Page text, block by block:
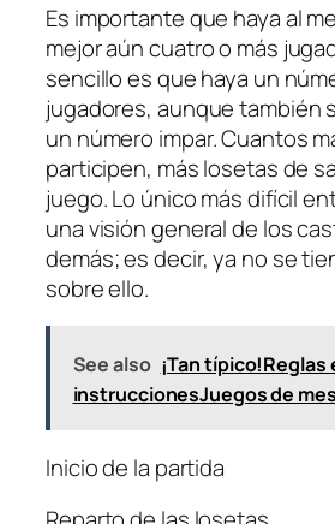
Es importante que haya al
mejor aún cuatro o más
sencillo es que haya un
jugadores, aunque también
un número impar. Cuantos
participen, más losetas de
juego. Lo único más difícil
una visión general de los
demás; es decir, ya no se
sobre ello.
See also ¡Tan típico!Reglas
instruccionesJuegos de
Inicio de la partida